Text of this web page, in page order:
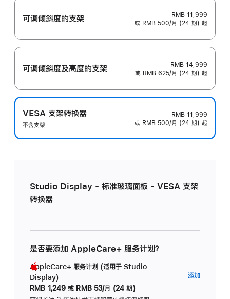
可调倾斜度的支架
RMB 11,999
或 RMB 500/月 (24 期) 起
可调倾斜度及高‍度的支‍架
RMB 14,999
或 RMB 625/月 (24 期) 起
VESA 支架转换器
不含支架
RMB 11,999
或 RMB 500/月 (24 期) 起
Studio Display - 标准玻璃面板 - VESA 支架
转换器
是否要添加 AppleCare+ 服务计划？
AppleCare+ 服务计划 (适用于 Studio
Display)
RMB 1,249 或 RMB 53/月 (24 期)
添加